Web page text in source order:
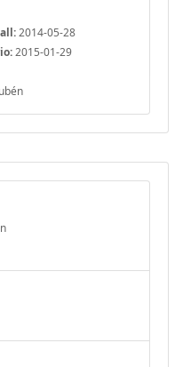
2014-05-28
2015-01-29